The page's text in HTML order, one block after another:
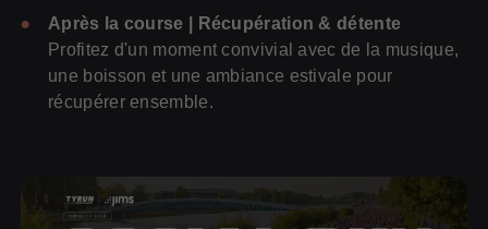
Après la course | Récupération & détente
Profitez d'un moment convivial avec de la musique,
une boisson et une ambiance estivale pour
récupérer ensemble.